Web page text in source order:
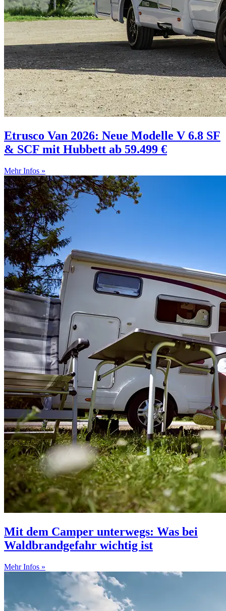
Etrusco Van 2026: Neue Modelle V 6.8 SF
& SCF mit Hubbett ab 59.499 €
Mehr Infos »
Mit dem Camper unterwegs: Was bei
Waldbrandgefahr wichtig ist
Mehr Infos »